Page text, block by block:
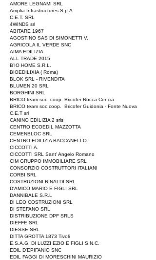
AMORE LEGNAMI SRL
Amplia Infrastructures S.p.A
C.E.T. SRL
4WINDS srl
ABITARE 1967
AGOSTINO SAS DI SIMONETTI V.
AGRICOLA IL VERDE SNC
AIMA EDILIZIA
ALL TRADE 2015
B’IO HOME S.R.L.
BIOEDILIXIA ( Roma)
BLOK SRL - RIVENDITA
BLUMEN 20 SRL
BORGHINI SRL
BRICO team soc. coop. Bricofer Rocca Cencia
BRICO team soc.coop. Bricofer Guidonia - Fonte Nuova
C.E.T srl
CANINO EDILIZIA 2 srls
CENTRO ECOEDIL MAZZOTTA
CEMENBLOC SRL
CENTRO EDILIZIA BACCANELLO
CICCOTTI A.
CICCOTTI SRL Sant' Angelo Romano
CIM GRUPPO IMMOBILIARE SRL
CONSORZIO COSTRUTTORI ITALIANI
CORBI SRL
COSTRUZIONI RINALDI SRL
D'AMICO MARIO E FIGLI SRL
DANNIBALE S.R.L
DI LEO COSTRUZIONI SRL
DI STEFANO SRL
DISTRIBUZIONE DPF SRLS
DIEFFE SRL
DIESSE SRL
DITTA GROTTA 1873 Tivoli
E.S.A.G. DI LUZZI EZIO E FIGLI S.N.C.
EDIL D'EPIFANIO SNC
EDIL FAGGI DI MORESCHINI MAURIZIO